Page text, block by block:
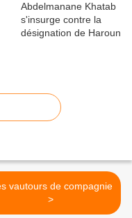
vautours de compagnie
>